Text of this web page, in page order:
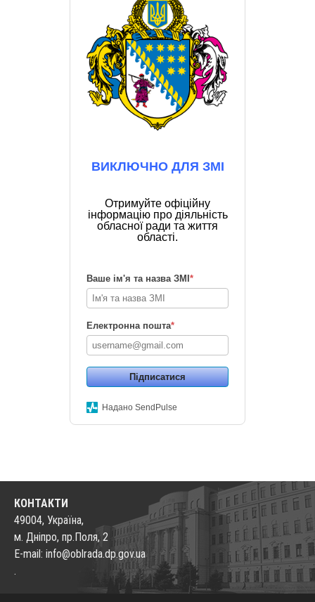
ВИКЛЮЧНО ДЛЯ ЗМІ
Отримуйте офіційну
інформацію про діяльність
обласної ради та життя
області.
Ваше ім'я та назва ЗМІ *
Електронна пошта*
Підписатися
Надано SendPulse
КОНТАКТИ
49004, Україна,
м. Дніпро, пр.Поля, 2
E-mail: info@oblrada.dp.gov.ua
.